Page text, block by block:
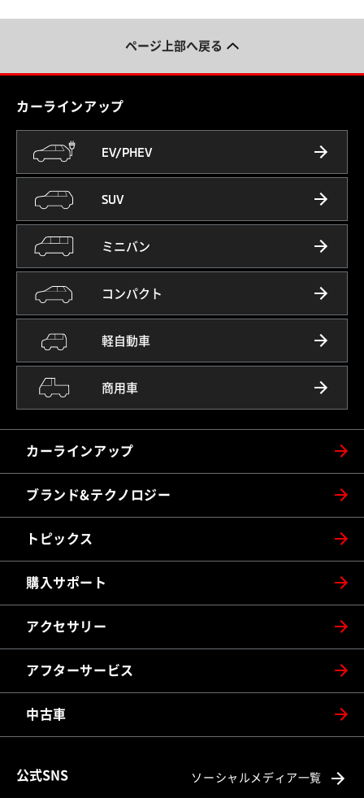
ページ上部へ戻る
カーラインアップ
カーラインアップ
EV/PHEV
SUV
ミニバン
コンパクト
軽自動車
商用車
ブランド&テクノロジー
トピックス
購入サポート
アクセサリー
アフターサービス
中古車
公式SNS ソーシャルメディア一覧